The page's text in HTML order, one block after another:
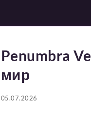
Penumbra
мир
05.07.2026